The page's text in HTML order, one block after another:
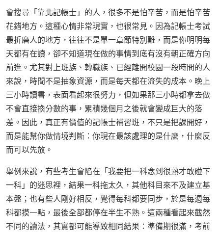
會搜尋「靠北記帳士」的人，很多不是怕辛苦，而是怕辛苦
花錯地方。這種心情非常現實，也很常見。因為記帳士考試
最折磨人的地方，往往不是單一章節特別難，而是你明明每
天都有在讀，卻不知道現在做的事情到底有沒有朝正確方向
前進。尤其對上班族、轉職族、已經離開校園一段時間的人
來說，時間不是抽象資源，而是每天都在流失的成本。晚上
三小時讀書，表面看起來很努力，但如果那三小時都拿去做
不會直接換分數的事，累積幾個月之後就會變成巨大的落
差。因此，真正有價值的記帳士補習班，不只是把課開好，
而是能幫你做情境判斷：你現在最該處理的是什麼，什麼反
而可以先放。
舉例來說，有些考生會陷在「我要把一科念到很熟才敢碰下
一科」的迷思裡，結果一科拖太久，其他科目來不及建立基
本盤；也有些人剛好相反，覺得每科都要同步，於是每週每
科都摸一點，最後全部都停在半生不熟。這兩種看起來截然
不同的讀法，其實都可能導致相同結果：準備期很滿，考前